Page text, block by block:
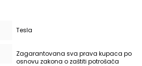
Tesla
Zagarantovana sva prava kupaca po
osnovu zakona o zaštiti potrošača